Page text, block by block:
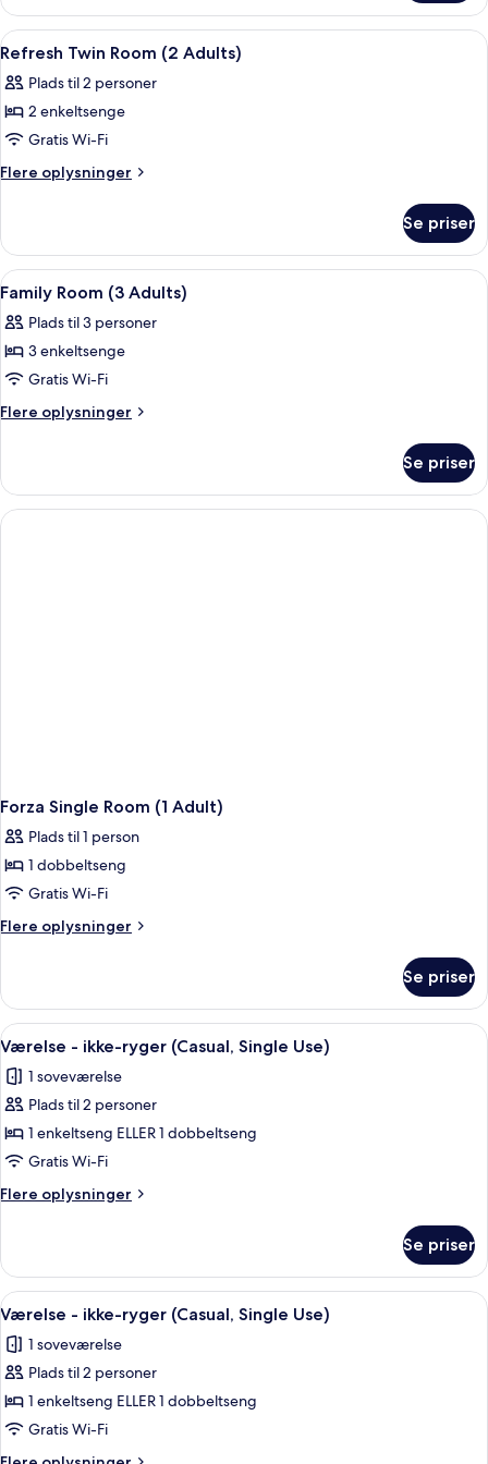
(Casual,
Single
Use)
til
personer
ikke-
ryger
Single
Use)
Indlæs
alle
billeder
af
Refresh
Twin
Adults)
Mørklægningsgardiner, strygejern/
1
Refresh Twin Room (2 Adults)
Plads til 2 personer
2 enkeltsenge
Gratis Wi-Fi
Flere oplysninger
Flere
Twin
Room
(2
Adults)
Se priser
Indlæs
alle
billeder
af
Family
Room
Mørklægningsgardiner, strygejern/
2
Family Room (3 Adults)
Plads til 3 personer
3 enkeltsenge
Gratis Wi-Fi
Flere oplysninger
Flere
Room
(3
Adults)
Se priser
Forza Single Room (1 Adult)
Plads til 1 person
1 dobbeltseng
Gratis Wi-Fi
Flere oplysninger
Flere
Single
Room
(1
Se priser
Indlæs
alle
billeder
af
Værelse
-
ikke-
ryger
Single
Use)
Et hotelværelse med seng, natbord,
6
Værelse - ikke-ryger (Casual, Single Use)
1 soveværelse
Plads til 2 personer
1 enkeltseng ELLER 1 dobbeltseng
Gratis Wi-Fi
Flere oplysninger
Flere
-
ikke-
ryger
Single
Use)
Se priser
Indlæs
alle
billeder
af
Værelse
-
ikke-
Et hotelværelse med seng, natbord,
6
Værelse - ikke-ryger (Casual, Single Use)
1 soveværelse
Plads til 2 personer
1 enkeltseng ELLER 1 dobbeltseng
Gratis Wi-Fi